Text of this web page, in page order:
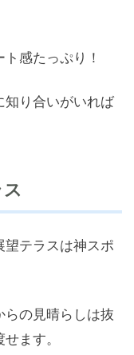
感たっぷり！
知り合いがいれば
テラスは神スポ
の見晴らしは抜
ます。